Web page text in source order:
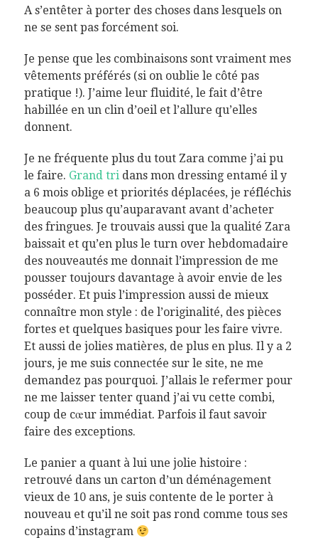
A s’entêter à porter des choses dans lesquels on
ne se sent pas forcément soi.
Je pense que les combinaisons sont vraiment mes
vêtements préférés (si on oublie le côté pas
pratique !). J’aime leur fluidité, le fait d’être
habillée en un clin d’oeil et l’allure qu’elles
donnent.
Je ne fréquente plus du tout Zara comme j’ai pu
le faire. Grand tri dans mon dressing entamé il y
a 6 mois oblige et priorités déplacées, je réfléchis
beaucoup plus qu’auparavant avant d’acheter
des fringues. Je trouvais aussi que la qualité Zara
baissait et qu’en plus le turn over hebdomadaire
des nouveautés me donnait l’impression de me
pousser toujours davantage à avoir envie de les
posséder. Et puis l’impression aussi de mieux
connaître mon style : de l’originalité, des pièces
fortes et quelques basiques pour les faire vivre.
Et aussi de jolies matières, de plus en plus. Il y a 2
jours, je me suis connectée sur le site, ne me
demandez pas pourquoi. J’allais le refermer pour
ne me laisser tenter quand j’ai vu cette combi,
coup de cœur immédiat. Parfois il faut savoir
faire des exceptions.
Le panier a quant à lui une jolie histoire :
retrouvé dans un carton d’un déménagement
vieux de 10 ans, je suis contente de le porter à
nouveau et qu’il ne soit pas rond comme tous ses
copains d’instagram